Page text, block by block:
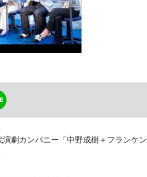
劇カンパニー「中野成樹＋フランケン